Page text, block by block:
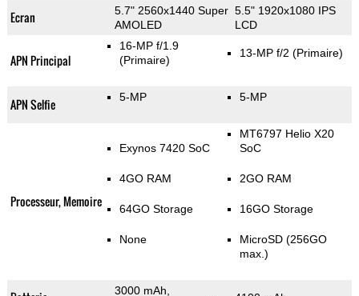
Ecran
5.7" 2560x1440 Super
AMOLED
5.5" 1920x1080 IPS
LCD
APN Principal
16-MP f/1.9
(Primaire)
13-MP f/2 (Primaire)
APN Selfie 5-MP 5-MP
Processeur, Memoire
Exynos 7420 SoC
4GO RAM
64GO Storage
None
MT6797 Helio X20
SoC
2GO RAM
16GO Storage
MicroSD (256GO
max.)
3000 mAh,